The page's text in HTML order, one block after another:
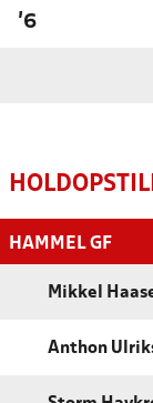
'6
HAMMEL GF
Mikkel
Anthon